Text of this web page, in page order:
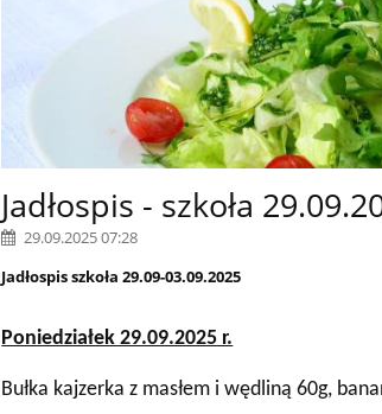
Jadłospis - szkoła
29.09.2025 07:28
Jadłospis szkoła 29.09-03.09.2025
Poniedziałek 29.09.2025 r.
Bułka kajzerka z masłem i wędliną 60g,